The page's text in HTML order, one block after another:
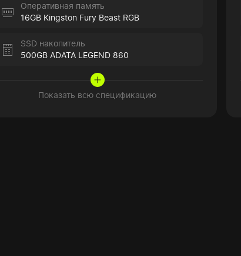
Оперативная память
16GB Kingston Fury Beast RGB
SSD накопитель
500GB ADATA LEGEND 860
Показать всю спецификацию